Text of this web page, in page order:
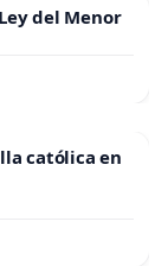
del Menor
católica en